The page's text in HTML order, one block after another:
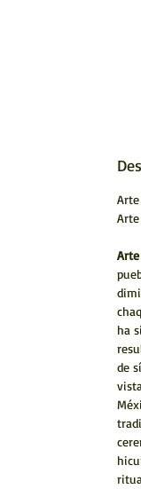
ha
de